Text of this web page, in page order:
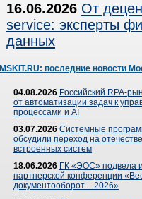
16.06.2026 От
service: эксперты
данных
MSKIT.RU: последние новости
04.08.2026 Российский RPA-
от автоматизации задач к
процессами и AI
03.07.2026 Системные
обсудили переход на
встроенных систем
18.06.2026 ГК «ЭОС» подвела
партнерской конференции
документооборот – 2026»